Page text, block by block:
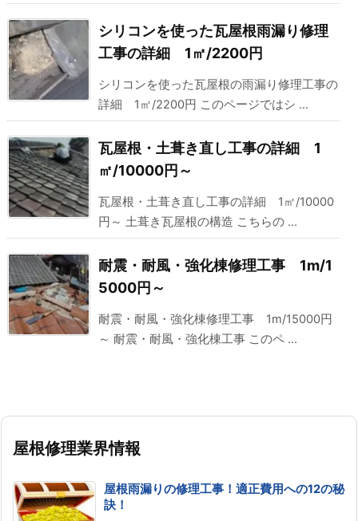
シリコンを使った瓦屋根雨漏り修理
工事の詳細 1㎡/2200円
シリコンを使った瓦屋根の雨漏り修理工事の
詳細 1㎡/2200円 このページではシ ...
瓦屋根・土葺き直し工事の詳細 1
㎡/10000円～
瓦屋根・土葺き直し工事の詳細 1㎡/10000
円～ 土葺き瓦屋根の構造 こちらの ...
耐震・耐風・強化棟修理工事 1m/1
5000円～
耐震・耐風・強化棟修理工事 1m/15000円
～ 耐震・耐風・強化棟工事 このペ ...
屋根修理業界情報
屋根雨漏りの修理工事！適正費用への12の秘
訣！